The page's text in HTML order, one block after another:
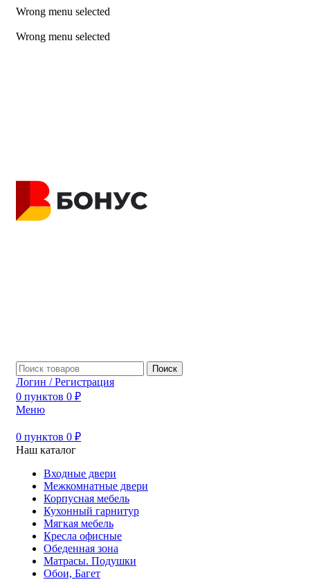
Wrong menu selected
Wrong menu selected
Поиск
Логин / Регистрация
0 пунктов 0 ₽
Меню
0 пунктов 0 ₽
Наш каталог
Входные двери
Межкомнатные двери
Корпусная мебель
Кухонный гарнитур
Мягкая мебель
Кресла офисные
Обеденная зона
Матрасы. Подушки
Обои, Багет